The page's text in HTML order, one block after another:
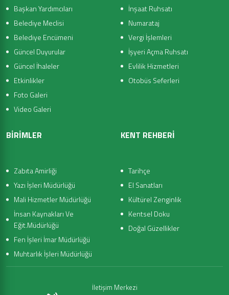
Başkan Yardımcıları
Belediye Meclisi
Belediye Encümeni
Güncel Duyurular
Güncel İhaleler
Etkinlikler
Foto Galeri
Video Galeri
İnşaat Ruhsatı
Numarataj
Vergi İşlemleri
İşyeri Açma Ruhsatı
Evlilik Hizmetleri
Otobüs Seferleri
BİRİMLER
Zabıta Amirliği
Yazı İşleri Müdürlüğü
Mali Hizmetler Müdürlüğü
İnsan Kaynakları Ve
Eğit.Müdürlüğü
Fen İşleri İmar Müdürlüğü
Muhtarlık İşleri Müdürlüğü
KENT REHBERİ
Tarihçe
El Sanatları
Kültürel Zenginlik
Kentsel Doku
Doğal Güzellikler
İletişim Merkezi